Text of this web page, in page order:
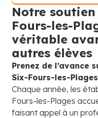
Notre
Fours-les-
véritable
autres élèves
Prenez de l’avance
Six-Fours-les-Plages
Chaque année, les
Fours-les-Plages
faisant appel à un